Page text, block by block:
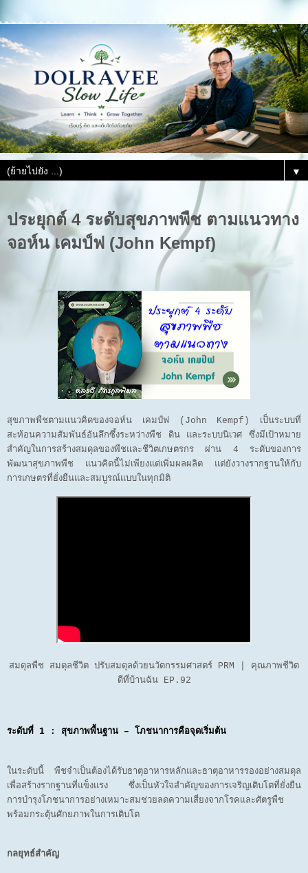
▼
ประยุกต์ 4 ระดับสุขภาพพืช ตามแนวทาง
จอห์น เคมป์ฟ (John Kempf)
สุขภาพพืชตามแนวคิดของจอห์น เคมป์ฟ (John Kempf) เป็นระบบที่
สะท้อนความสัมพันธ์อันลึกซึ้งระหว่างพืช ดิน และระบบนิเวศ ซึ่งมีเป้าหมาย
สำคัญในการสร้างสมดุลของพืชและชีวิตเกษตรกร ผ่าน 4 ระดับของการ
พัฒนาสุขภาพพืช แนวคิดนี้ไม่เพียงแต่เพิ่มผลผลิต แต่ยังวางรากฐานให้กับ
การเกษตรที่ยั่งยืนและสมบูรณ์แบบในทุกมิติ
สมดุลพืช สมดุลชีวิต ปรับสมดุลด้วยนวัตกรรมศาสตร์ PRM | คุณภาพชีวิต
ดีที่บ้านฉัน EP.92
ระดับที่ 1 : สุขภาพพื้นฐาน – โภชนาการคือจุดเริ่มต้น
ในระดับนี้ พืชจำเป็นต้องได้รับธาตุอาหารหลักและธาตุอาหารรองอย่างสมดุล
เพื่อสร้างรากฐานที่แข็งแรง ซึ่งเป็นหัวใจสำคัญของการเจริญเติบโตที่ยั่งยืน
การบำรุงโภชนาการอย่างเหมาะสมช่วยลดความเสี่ยงจากโรคและศัตรูพืช
พร้อมกระตุ้นศักยภาพในการเติบโต
กลยุทธ์สำคัญ